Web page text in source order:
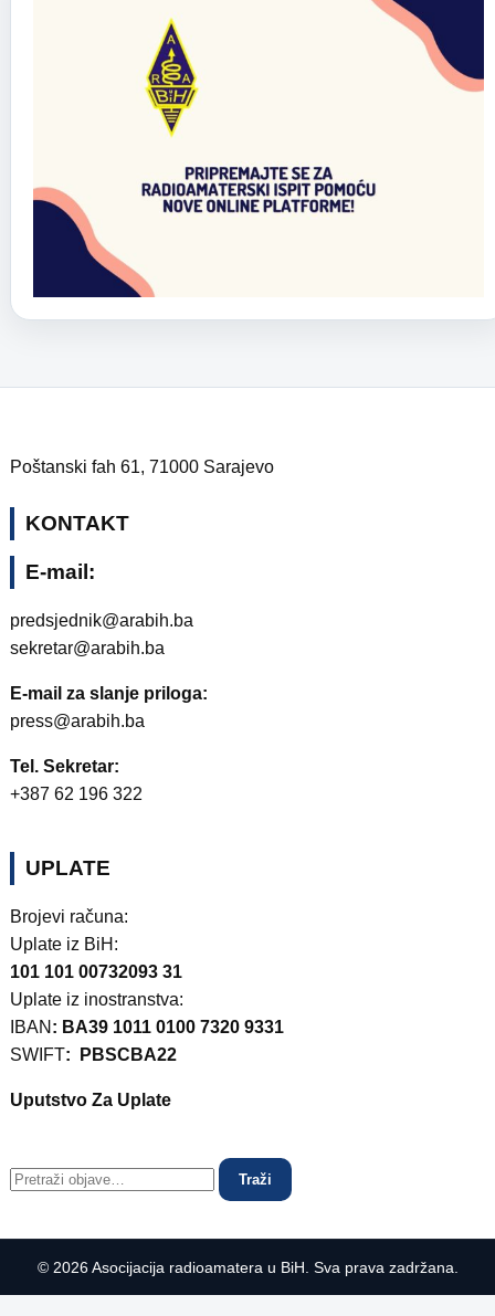
Poštanski fah 61, 71000 Sarajevo
KONTAKT
E-mail:
predsjednik@arabih.ba
sekretar@arabih.ba
E-mail za slanje priloga:
press@arabih.ba
Tel. Sekretar:
+387 62 196 322
UPLATE
Brojevi računa:
Uplate iz BiH:
101 101 00732093 31
Uplate iz inostranstva:
IBAN : BA39 1011 0100 7320 9331
SWIFT: PBSCBA22
Uputstvo Za Uplate
Traži
© 2026 Asocijacija radioamatera u BiH. Sva prava zadržana.